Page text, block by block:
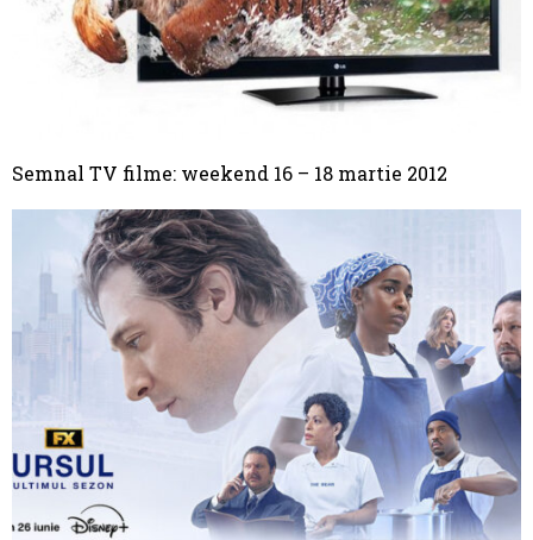
Semnal TV filme: weekend 16 – 18 martie 2012